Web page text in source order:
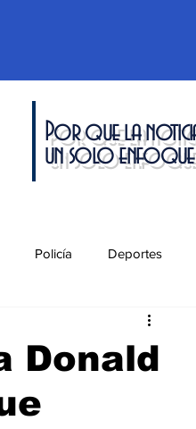
Por que la
un solo enfoque
Policía Deportes
Donald